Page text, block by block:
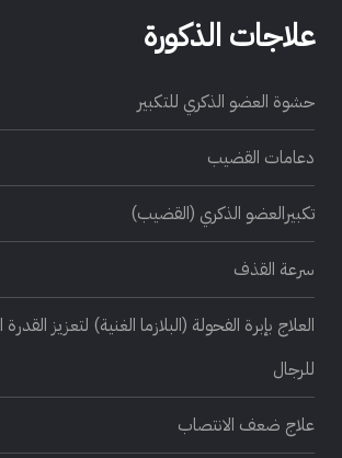
علاجات الذكورة
حشوة العضو الذكري للتكبير
دعامات القضيب
تكبيرالعضو الذكري (القضيب)
سرعة القذف
العلاج بإبرة الفحولة (البلازما الغنية) لتعزيز
للرجال
علاج ضعف الانتصاب